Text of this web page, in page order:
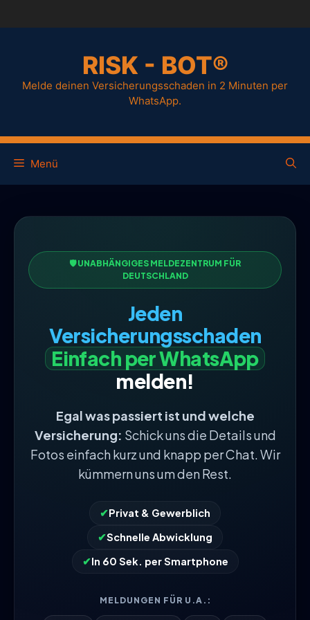
RISK - BOT®
Melde deinen Versicherungsschaden in 2 Minuten per
WhatsApp.
Menü
🛡️ UNABHÄNGIGES MELDEZENTRUM FÜR
DEUTSCHLAND
Jeden
Versicherungsschaden
Einfach per WhatsApp
melden!
Egal was passiert ist und welche
Versicherung: Schick uns die Details und
Fotos einfach kurz und knapp per Chat. Wir
kümmern uns um den Rest.
✔Privat & Gewerblich
✔Schnelle Abwicklung
✔In 60 Sek. per Smartphone
MELDUNGEN FÜR U.A.: